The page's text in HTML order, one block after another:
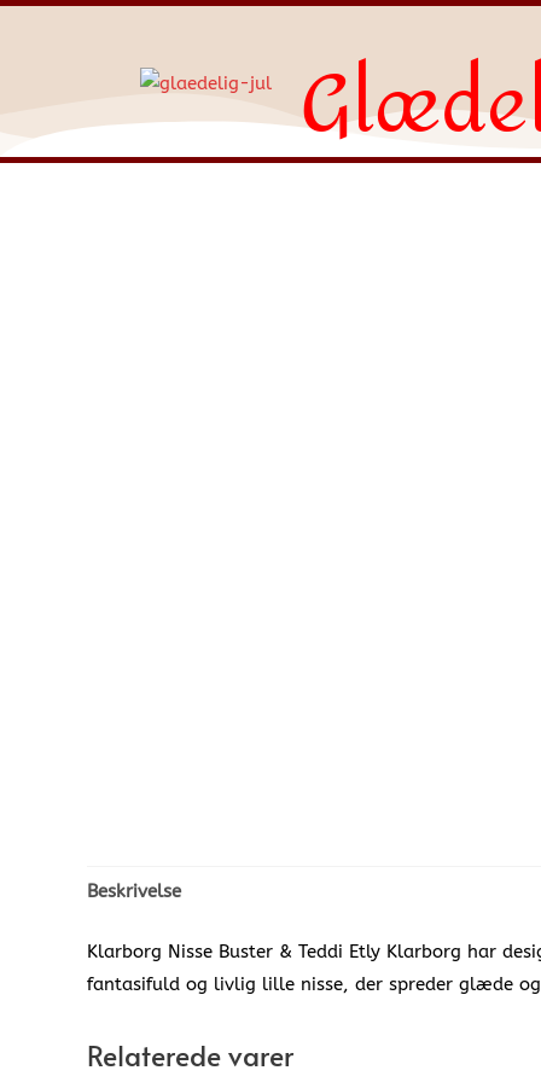
Beskrivelse
Klarborg Nisse Buster & Teddi Etly Klarborg har
fantasifuld og livlig lille nisse, der spreder glæde
Relaterede varer